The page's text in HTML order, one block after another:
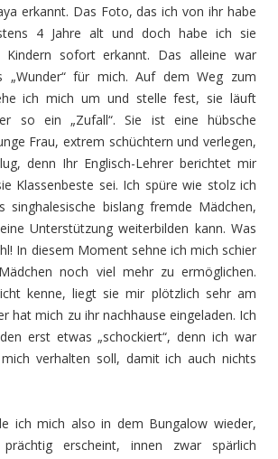
erkannt. Das Foto, das ich von ihr habe
4 Jahre alt und doch habe ich sie
Kindern sofort erkannt. Das alleine war
„Wunder“ für mich. Auf dem Weg zum
ich mich um und stelle fest, sie läuft
so ein „Zufall“. Sie ist eine hübsche
Frau, extrem schüchtern und verlegen,
denn Ihr Englisch-Lehrer berichtet mir
Klassenbeste sei. Ich spüre wie stolz ich
bislang fremde Mädchen,
Unterstützung weiterbilden kann. Was
In diesem Moment sehne ich mich schier
noch viel mehr zu ermöglichen.
kenne, liegt sie mir plötzlich sehr am
hat mich zu ihr nachhause eingeladen. Ich
erst etwas „schockiert“, denn ich war
verhalten soll, damit ich auch nichts
ich mich also in dem Bungalow wieder,
erscheint, innen zwar spärlich